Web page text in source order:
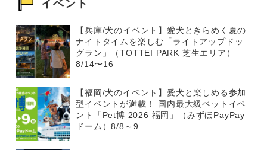
イベント
【兵庫/犬のイベント】愛犬ときらめく夏の
ナイトタイムを楽しむ「ライトアップドッ
グラン」（TOTTEI PARK 芝生エリア）
8/14〜16
【福岡/犬のイベント】愛犬と楽しめる参加
型イベントが満載！ 国内最大級ペットイベ
ント「Pet博 2026 福岡」（みずほPayPay
ドーム）8/8～9